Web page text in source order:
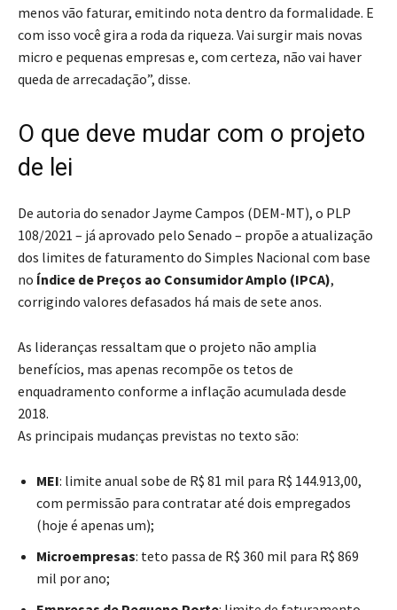
menos vão faturar, emitindo nota dentro da formalidade. E
com isso você gira a roda da riqueza. Vai surgir mais novas
micro e pequenas empresas e, com certeza, não vai haver
queda de arrecadação”, disse.
O que deve mudar com o projeto
de lei
De autoria do senador Jayme Campos (DEM-MT), o PLP
108/2021 – já aprovado pelo Senado – propõe a atualização
dos limites de faturamento do Simples Nacional com base
no Índice de Preços ao Consumidor Amplo (IPCA),
corrigindo valores defasados há mais de sete anos.
As lideranças ressaltam que o projeto não amplia
benefícios, mas apenas recompõe os tetos de
enquadramento conforme a inflação acumulada desde
2018.
As principais mudanças previstas no texto são:
MEI: limite anual sobe de R$ 81 mil para R$ 144.913,00,
com permissão para contratar até dois empregados
(hoje é apenas um);
Microempresas: teto passa de R$ 360 mil para R$ 869
mil por ano;